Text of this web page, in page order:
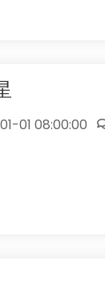
01 08:00:00